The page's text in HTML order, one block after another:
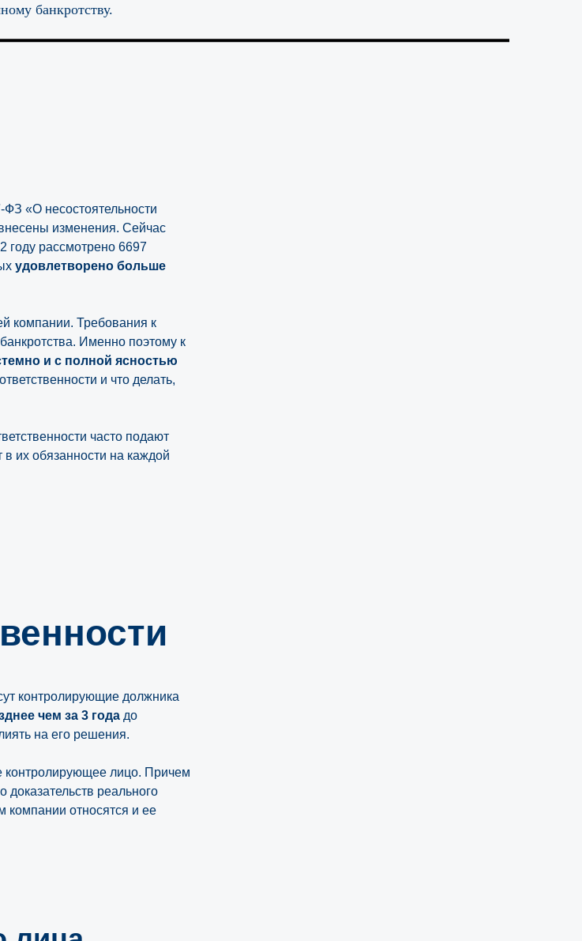
банкротству.
«О несостоятельности
изменения. Сейчас
году рассмотрено 6697
удовлетворено больше
компании. Требования к
Именно поэтому к
и с полной ясностью
и что делать,
часто подают
в их обязанности на каждой
контролирующие должника
чем за 3 года до
на его решения.
контролирующее лицо. Причем
реального
компании относятся и ее